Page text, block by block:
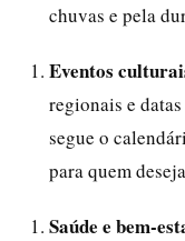
chuvas e pela
Eventos
regionais e
segue o
para quem
Saúde e bem-